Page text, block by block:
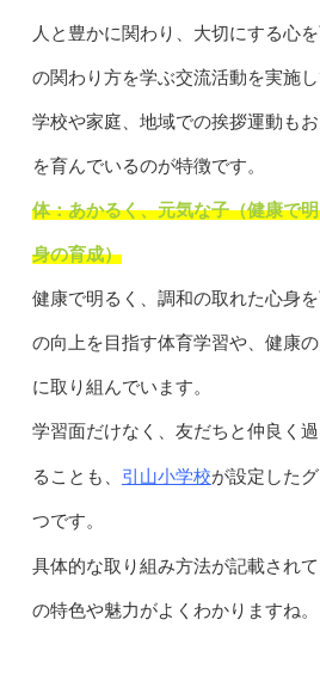
人と豊かに関わり、大切にする心
の関わり方を学ぶ交流活動を実施し
学校や家庭、地域での挨拶運動も
を育んでいるのが特徴です。
体：あかるく、元気な子（健康で
身の育成）
健康で明るく、調和の取れた心身
の向上を目指す体育学習や、健康
に取り組んでいます。
学習面だけなく、友だちと仲良く
ることも、 引山小学校が設定した
つです。
具体的な取り組み方法が記載されて
の特色や魅力がよくわかりますね。